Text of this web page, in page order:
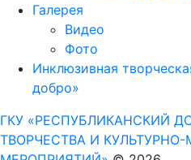
Галерея
Видео
Фото
Инклюзивная
добро»
ГКУ «РЕСПУБЛИКАНСКИЙ
ТВОРЧЕСТВА И